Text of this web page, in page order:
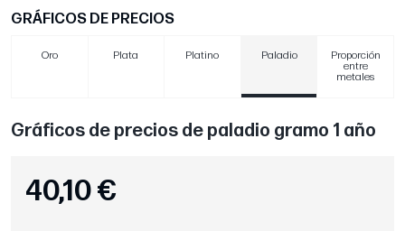
GRÁFICOS DE PRECIOS
Oro Plata Platino Paladio
Proporción
entre
metales
Gráficos de precios de paladio gramo 1 año
40,10 €